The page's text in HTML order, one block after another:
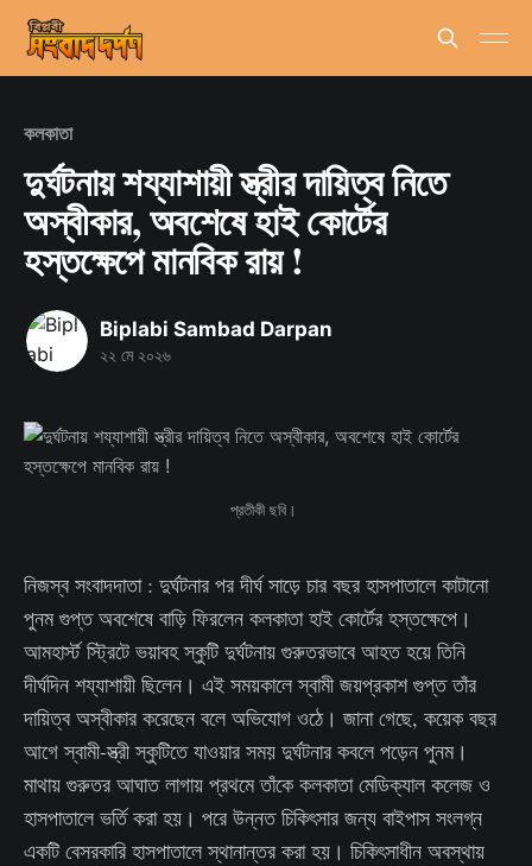
কলকাতা
দুর্ঘটনায় শয্যাশায়ী স্ত্রীর দায়িত্ব নিতে
অস্বীকার, অবশেষে হাই কোর্টের
হস্তক্ষেপে মানবিক রায় !
Biplabi Sambad Darpan
২২ মে ২০২৬
প্রতীকী ছবি।
নিজস্ব সংবাদদাতা : দুর্ঘটনার পর দীর্ঘ সাড়ে চার বছর হাসপাতালে কাটানো
পুনম গুপ্ত অবশেষে বাড়ি ফিরলেন কলকাতা হাই কোর্টের হস্তক্ষেপে।
আমহার্স্ট স্ট্রিটে ভয়াবহ স্কুটি দুর্ঘটনায় গুরুতরভাবে আহত হয়ে তিনি
দীর্ঘদিন শয্যাশায়ী ছিলেন। এই সময়কালে স্বামী জয়প্রকাশ গুপ্ত তাঁর
দায়িত্ব অস্বীকার করেছেন বলে অভিযোগ ওঠে। জানা গেছে, কয়েক বছর
আগে স্বামী-স্ত্রী স্কুটিতে যাওয়ার সময় দুর্ঘটনার কবলে পড়েন পুনম।
মাথায় গুরুতর আঘাত লাগায় প্রথমে তাঁকে কলকাতা মেডিক্যাল কলেজ ও
হাসপাতালে ভর্তি করা হয়। পরে উন্নত চিকিৎসার জন্য বাইপাস সংলগ্ন
একটি বেসরকারি হাসপাতালে স্থানান্তর করা হয়। চিকিৎসাধীন অবস্থায়